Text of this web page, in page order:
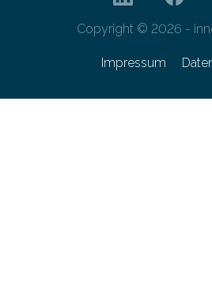
Copyright © 2026 -
Impressum